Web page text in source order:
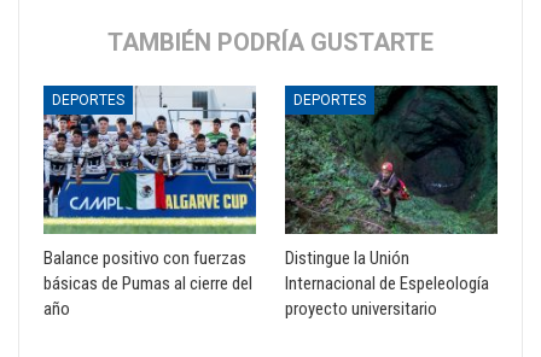
TAMBIÉN PODRÍA GUSTARTE
DEPORTES
Balance positivo con fuerzas
básicas de Pumas al cierre del
año
DEPORTES
Distingue la Unión
Internacional de Espeleología
proyecto universitario